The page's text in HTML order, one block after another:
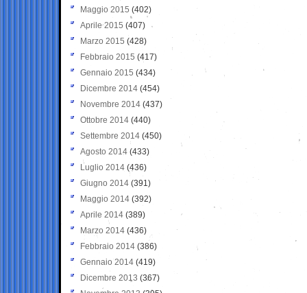
Maggio 2015 (402)
Aprile 2015 (407)
Marzo 2015 (428)
Febbraio 2015 (417)
Gennaio 2015 (434)
Dicembre 2014 (454)
Novembre 2014 (437)
Ottobre 2014 (440)
Settembre 2014 (450)
Agosto 2014 (433)
Luglio 2014 (436)
Giugno 2014 (391)
Maggio 2014 (392)
Aprile 2014 (389)
Marzo 2014 (436)
Febbraio 2014 (386)
Gennaio 2014 (419)
Dicembre 2013 (367)